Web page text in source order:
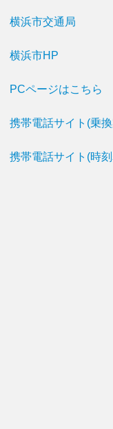
横浜市交通局
横浜市HP
PCページはこちら
携帯電話サイト(乗
携帯電話サイト(時